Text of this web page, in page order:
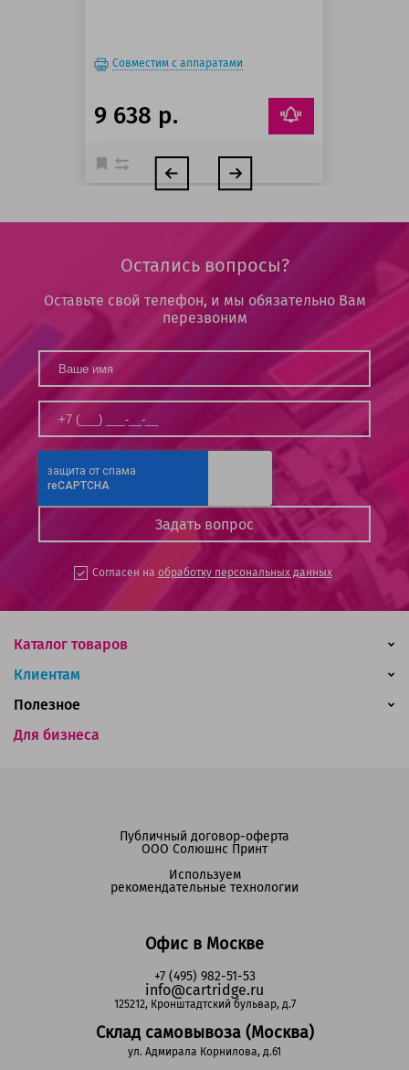
Совместим с аппаратами
9 638 р.
Остались вопросы?
Оставьте свой телефон, и мы обязательно Вам
перезвоним
Согласен на обработку персональных данных
Каталог товаров
Клиентам
Для бизнеса
Полезное
Офис в Москве
+7 (495) 982-51-53
info@cartridge.ru
125212, Кронштадтский бульвар, д.7
Склад самовывоза (Москва)
ул. Адмирала Корнилова, д.61
Публичный договор-оферта
ООО Солюшнс Принт
Используем
рекомендательные технологии